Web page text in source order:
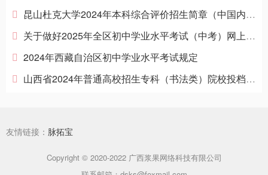
昆山杜克大学2024年本科综合评价招生简章（中国内地学生）
关于做好2025年全区初中学业水平考试（中考）网上报名有关工作的通知
2024年西藏自治区初中学业水平考试规定
山西省2024年普通高校招生专科（书法类）院校投档最低分
友情链接： 脉拓宝
Copyright © 2020-2022 广西浆果网络科技有限公司